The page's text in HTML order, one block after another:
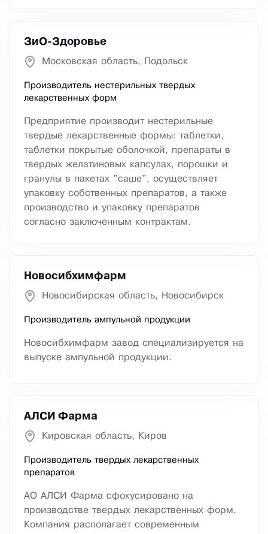
ЗиО-Здоровье
Московская область, Подольск
Производитель нестерильных твердых
лекарственных форм
Предприятие производит нестерильные
твердые лекарственные формы: таблетки,
таблетки покрытые оболочкой, препараты в
твердых желатиновых капсулах, порошки и
гранулы в пакетах "саше", осуществляет
упаковку собственных препаратов, а также
производство и упаковку препаратов
согласно заключенным контрактам.
Новосибхимфарм
Новосибирская область, Новосибирск
Производитель ампульной продукции
Новосибхимфарм завод специализируется на
выпуске ампульной продукции.
АЛСИ Фарма
Кировская область, Киров
Производитель твердых лекарственных
препаратов
АО АЛСИ Фарма сфокусировано на
производстве твердых лекарственных форм.
Компания располагает современным